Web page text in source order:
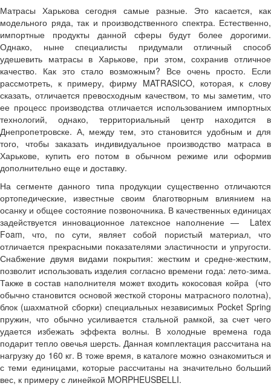
Матрасы Харькова сегодня самые разные. Это касается, как
модельного ряда, так и производственного спектра. Естественно,
импортные продукты данной сферы будут более дорогими.
Однако, ныне специалисты придумали отличный способ
удешевить матрасы в Харькове, при этом, сохранив отличное
качество. Как это стало возможным? Все очень просто. Если
рассмотреть, к примеру, фирму MATRASICO, которая, к слову
сказать, отличается превосходным качеством, то мы заметим, что
ее процесс производства отличается использованием импортных
технологий, однако, территориальный центр находится в
Днепропетровске. А, между тем, это становится удобным и для
того, чтобы заказать индивидуальное производство матраса в
Харькове, купить его потом в обычном режиме или оформив
дополнительно еще и доставку.
На сегменте данного типа продукции существенно отличаются
ортопедические, известные своим благотворным влиянием на
осанку и общее состояние позвоночника. В качественных единицах
задействуется инновационное латексное наполнение — Latex
Foam, что, по сути, являет собой пористый материал, что
отличается прекрасными показателями эластичности и упругости.
Снабжение двумя видами покрытия: жестким и средне-жестким,
позволит использовать изделия согласно времени года: лето-зима.
Также в состав наполнителя может входить кокосовая койра (что
обычно становится основой жесткой стороны матрасного полотна),
блок (шахматной сборки) специальных независимых Pocket Spring
пружин, что обычно усиливается стальной рамкой, за счет чего
удается избежать эффекта волны. В холодные времена года
подарит тепло овечья шерсть. Данная комплектация рассчитана на
нагрузку до 160 кг. В тоже время, в каталоге можно ознакомиться и
с теми единицами, которые рассчитаны на значительно больший
вес, к примеру с линейкой MORPHEUSBELLI.